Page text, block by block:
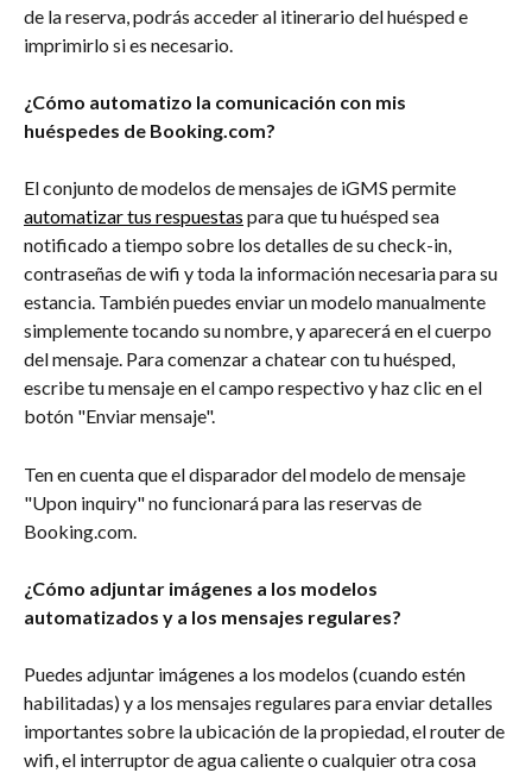
de la reserva, podrás acceder al itinerario del huésped e
imprimirlo si es necesario.
¿Cómo automatizo la comunicación con mis
huéspedes de Booking.com?
El conjunto de modelos de mensajes de iGMS permite
automatizar tus respuestas para que tu huésped sea
notificado a tiempo sobre los detalles de su check-in,
contraseñas de wifi y toda la información necesaria para su
estancia. También puedes enviar un modelo manualmente
simplemente tocando su nombre, y aparecerá en el cuerpo
del mensaje. Para comenzar a chatear con tu huésped,
escribe tu mensaje en el campo respectivo y haz clic en el
botón "Enviar mensaje".
Ten en cuenta que el disparador del modelo de mensaje
"Upon inquiry" no funcionará para las reservas de
Booking.com.
¿Cómo adjuntar imágenes a los modelos
automatizados y a los mensajes regulares?
Puedes adjuntar imágenes a los modelos (cuando estén
habilitadas) y a los mensajes regulares para enviar detalles
importantes sobre la ubicación de la propiedad, el router de
wifi, el interruptor de agua caliente o cualquier otra cosa